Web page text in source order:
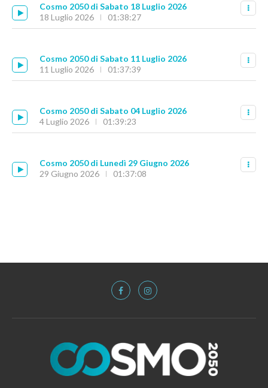
Cosmo 2050 di Sabato 18 Luglio 2026
18 Luglio 2026
01:38:27
Cosmo 2050 di Sabato 11 Luglio 2026
11 Luglio 2026
01:37:39
Cosmo 2050 di Sabato 04 Luglio 2026
4 Luglio 2026
01:39:23
Cosmo 2050 di Lunedì 29 Giugno 2026
29 Giugno 2026
01:37:08